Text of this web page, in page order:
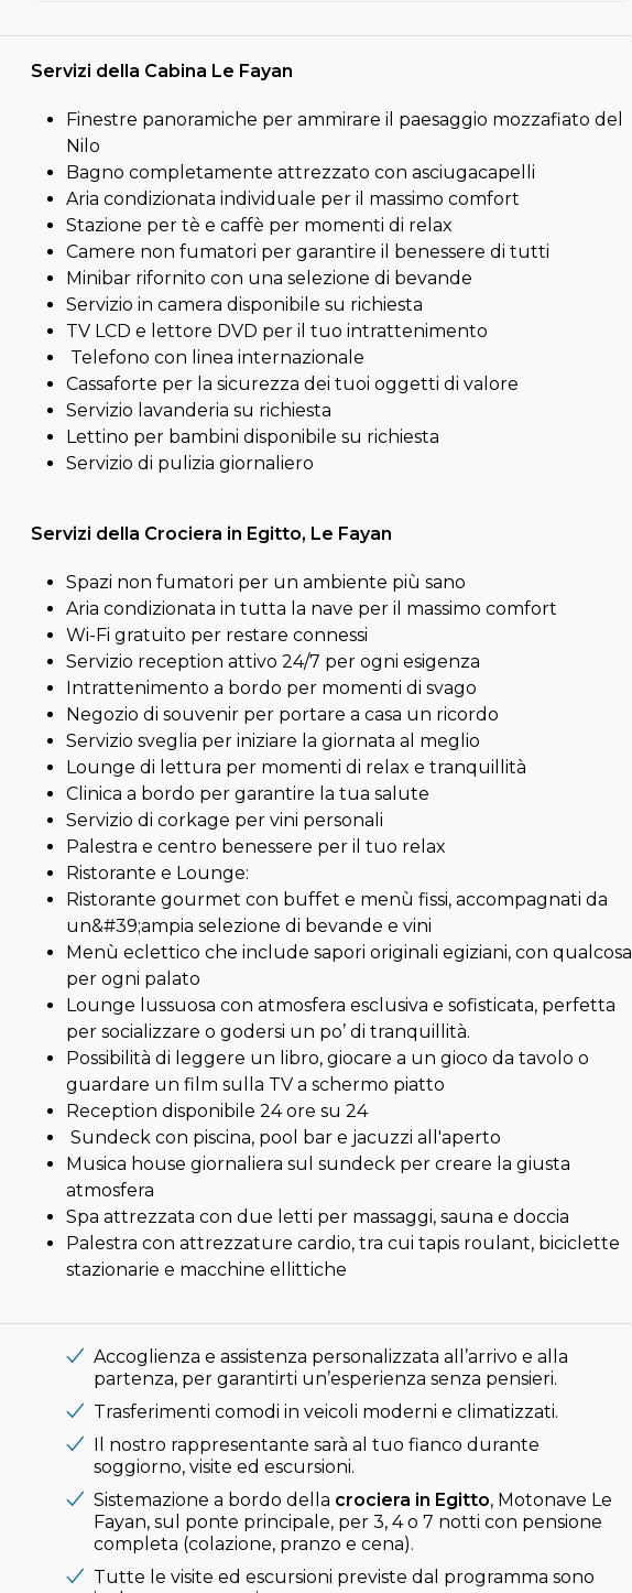
Servizi della Cabina Le Fayan
Finestre panoramiche per ammirare il paesaggio mozzafiato del
Nilo
Bagno completamente attrezzato con asciugacapelli
Aria condizionata individuale per il massimo comfort
Stazione per tè e caffè per momenti di relax
Camere non fumatori per garantire il benessere di tutti
Minibar rifornito con una selezione di bevande
Servizio in camera disponibile su richiesta
TV LCD e lettore DVD per il tuo intrattenimento
Telefono con linea internazionale
Cassaforte per la sicurezza dei tuoi oggetti di valore
Servizio lavanderia su richiesta
Lettino per bambini disponibile su richiesta
Servizio di pulizia giornaliero
Servizi della Crociera in Egitto, Le Fayan
Spazi non fumatori per un ambiente più sano
Aria condizionata in tutta la nave per il massimo comfort
Wi-Fi gratuito per restare connessi
Servizio reception attivo 24/7 per ogni esigenza
Intrattenimento a bordo per momenti di svago
Negozio di souvenir per portare a casa un ricordo
Servizio sveglia per iniziare la giornata al meglio
Lounge di lettura per momenti di relax e tranquillità
Clinica a bordo per garantire la tua salute
Servizio di corkage per vini personali
Palestra e centro benessere per il tuo relax
Ristorante e Lounge:
Ristorante gourmet con buffet e menù fissi, accompagnati da
un&#39;ampia selezione di bevande e vini
Menù eclettico che include sapori originali egiziani, con qualcosa
per ogni palato
Lounge lussuosa con atmosfera esclusiva e sofisticata, perfetta
per socializzare o godersi un po’ di tranquillità.
Possibilità di leggere un libro, giocare a un gioco da tavolo o
guardare un film sulla TV a schermo piatto
Reception disponibile 24 ore su 24
Sundeck con piscina, pool bar e jacuzzi all'aperto
Musica house giornaliera sul sundeck per creare la giusta
atmosfera
Spa attrezzata con due letti per massaggi, sauna e doccia
Palestra con attrezzature cardio, tra cui tapis roulant, biciclette
stazionarie e macchine ellittiche
Accoglienza e assistenza personalizzata all’arrivo e alla
partenza, per garantirti un’esperienza senza pensieri.
Trasferimenti comodi in veicoli moderni e climatizzati.
Il nostro rappresentante sarà al tuo fianco durante
soggiorno, visite ed escursioni.
Sistemazione a bordo della crociera in Egitto, Motonave Le
Fayan, sul ponte principale, per 3, 4 o 7 notti con pensione
completa (colazione, pranzo e cena).
Tutte le visite ed escursioni previste dal programma sono